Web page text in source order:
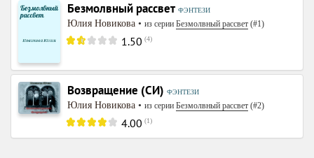
Безмолвный рассвет ФЭНТЕЗИ
Юлия Новикова • из серии Безмолвный рассвет (#1)
1.50 (4)
Возвращение (СИ) ФЭНТЕЗИ
Юлия Новикова • из серии Безмолвный рассвет (#2)
4.00 (1)